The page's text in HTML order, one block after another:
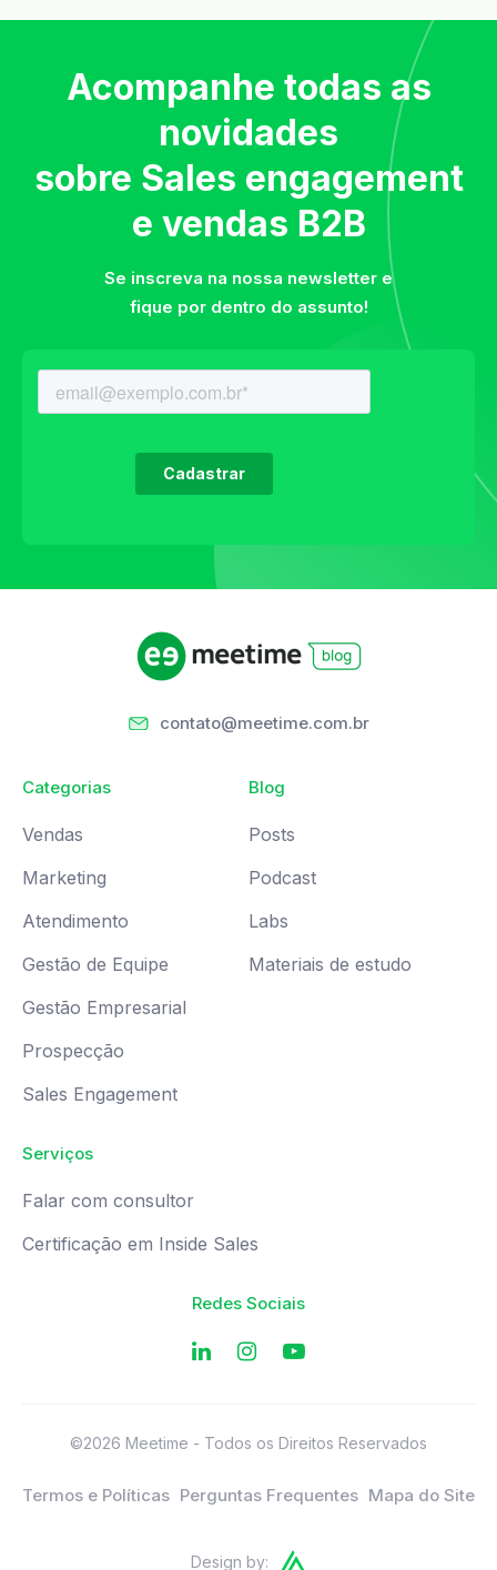
Acompanhe todas as
novidades
sobre Sales engagement
e vendas B2B
Se inscreva na nossa newsletter e
fique por dentro do assunto!
contato@meetime.com.br
Categorias
Vendas
Marketing
Atendimento
Gestão de Equipe
Gestão Empresarial
Prospecção
Sales Engagement
Blog
Posts
Podcast
Labs
Materiais de estudo
Serviços
Falar com consultor
Certificação em Inside Sales
Redes Sociais
©2026 Meetime - Todos os Direitos Reservados
Termos e Políticas Perguntas Frequentes Mapa do Site
Design by: